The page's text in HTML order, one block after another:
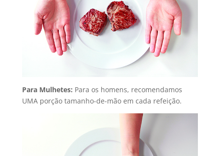
Para Mulhetes: Para os homens, recomendamos
UMA porção tamanho-de-mão em cada refeição.